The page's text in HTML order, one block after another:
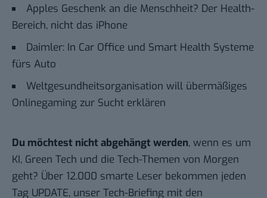
Apples Geschenk an die Menschheit? Der Health-
Bereich, nicht das iPhone
Daimler: In Car Office und Smart Health Systeme
fürs Auto
Weltgesundheitsorganisation will übermäßiges
Onlinegaming zur Sucht erklären
Du möchtest nicht abgehängt werden, wenn es um
KI, Green Tech und die Tech-Themen von Morgen
geht? Über 12.000 smarte Leser bekommen jeden
Tag UPDATE, unser Tech-Briefing mit den